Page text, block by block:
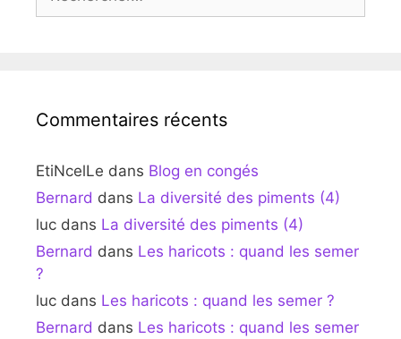
Commentaires récents
EtiNcelLe dans Blog en congés
Bernard dans La diversité des piments (4)
luc dans La diversité des piments (4)
Bernard dans Les haricots : quand les semer
?
luc dans Les haricots : quand les semer ?
Bernard dans Les haricots : quand les semer